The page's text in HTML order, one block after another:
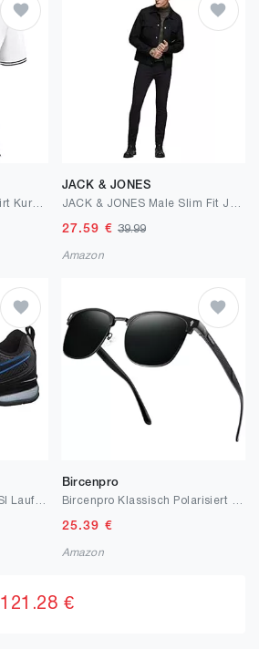
geeksport Herren Poloshirt Kurzarm Tennis Regular Fit Shirt Sport Schnelltrocknend Atmungsaktiv Polohemd Sommer Outdoor Golf T-Shirt
JACK & JONES
27.59 € 39.99
Amazon
Bircenpro
25.39 €
Amazon
121.28 €